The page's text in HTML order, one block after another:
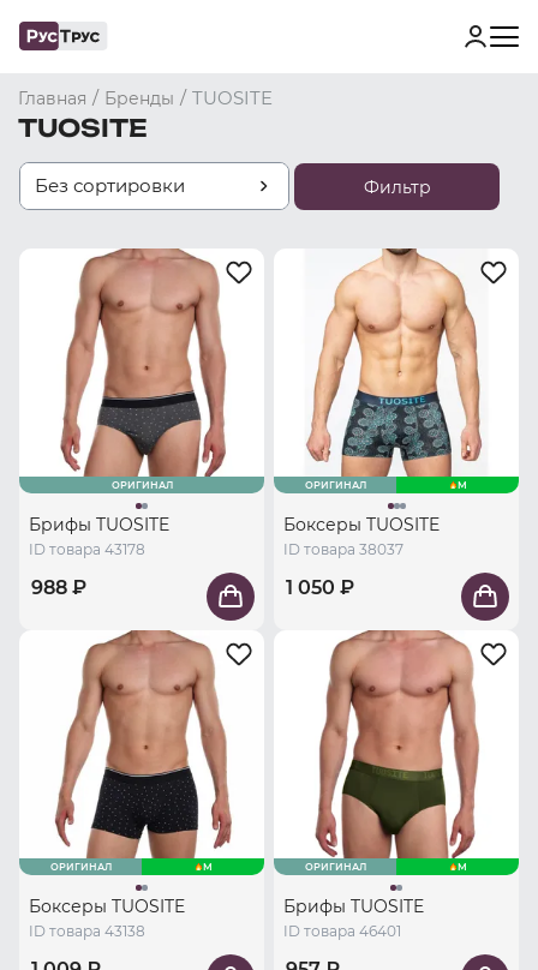
Главная / Бренды / TUOSITE
TUOSITE
Без сортировки Фильтр
ОРИГИНАЛ
Брифы TUOSITE
ID товара 43178
988 ₽
ОРИГИНАЛ M
Боксеры TUOSITE
ID товара 38037
1 050 ₽
ОРИГИНАЛ M
Боксеры TUOSITE
ID товара 43138
ОРИГИНАЛ M
Брифы TUOSITE
ID товара 46401